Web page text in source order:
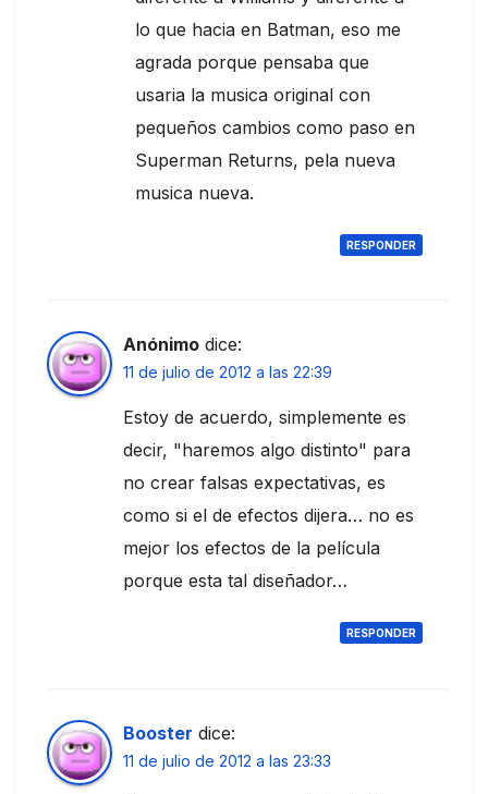
lo que hacia en Batman, eso me
agrada porque pensaba que
usaria la musica original con
pequeños cambios como paso en
Superman Returns, pela nueva
musica nueva.
RESPONDER
Anónimo dice:
11 de julio de 2012 a las 22:39
Estoy de acuerdo, simplemente es
decir, "haremos algo distinto" para
no crear falsas expectativas, es
como si el de efectos dijera… no es
mejor los efectos de la película
porque esta tal diseñador…
RESPONDER
Booster dice:
11 de julio de 2012 a las 23:33